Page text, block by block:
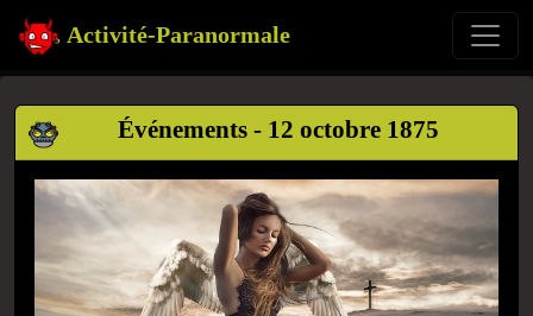
Activité-Paranormale
Événements - 12 octobre 1875